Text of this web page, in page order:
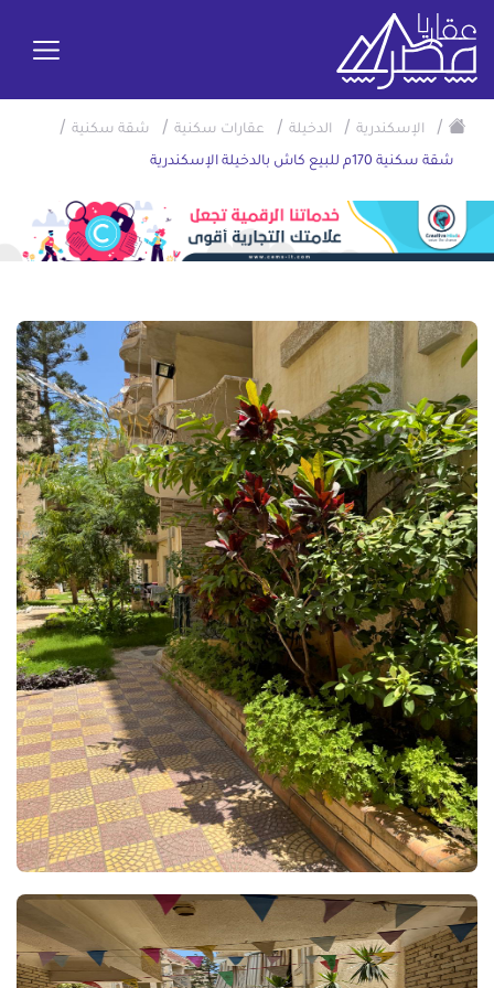
/ الإسكندرية / الدخيلة / عقارات سكنية / شقة سكنية /
شقة سكنية 170م للبيع كاش بالدخيلة الإسكندرية